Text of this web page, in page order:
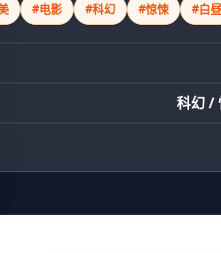
#电影 #科幻 #惊悚 #白昼
科幻 /